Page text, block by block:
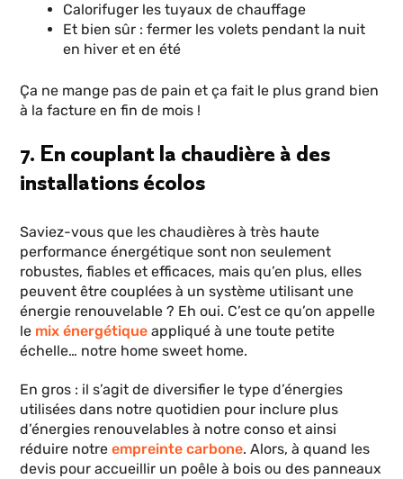
Calorifuger les tuyaux de chauffage
Et bien sûr : fermer les volets pendant la nuit
en hiver et en été
Ça ne mange pas de pain et ça fait le plus grand bien
à la facture en fin de mois !
7. En couplant la chaudière à des
installations écolos
Saviez-vous que les chaudières à très haute
performance énergétique sont non seulement
robustes, fiables et efficaces, mais qu’en plus, elles
peuvent être couplées à un système utilisant une
énergie renouvelable ? Eh oui. C’est ce qu’on appelle
le mix énergétiqueappliqué à une toute petite
échelle… notre home sweet home.
En gros : il s’agit de diversifier le type d’énergies
utilisées dans notre quotidien pour inclure plus
d’énergies renouvelables à notre conso et ainsi
réduire notreempreinte carbone. Alors, à quand les
devis pour accueillir un poêle à bois ou des panneaux